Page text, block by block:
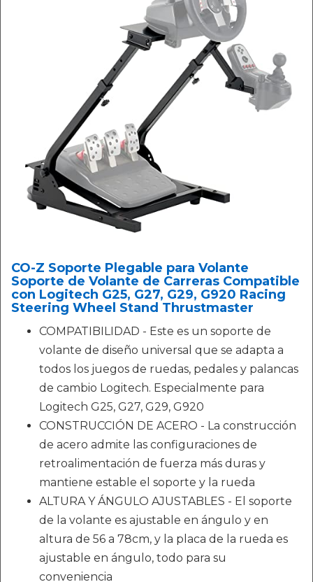
CO-Z Soporte Plegable para Volante
Soporte de Volante de Carreras Compatible
con Logitech G25, G27, G29, G920 Racing
Steering Wheel Stand Thrustmaster
COMPATIBILIDAD - Este es un soporte de
volante de diseño universal que se adapta a
todos los juegos de ruedas, pedales y palancas
de cambio Logitech. Especialmente para
Logitech G25, G27, G29, G920
CONSTRUCCIÓN DE ACERO - La construcción
de acero admite las configuraciones de
retroalimentación de fuerza más duras y
mantiene estable el soporte y la rueda
ALTURA Y ÁNGULO AJUSTABLES - El soporte
de la volante es ajustable en ángulo y en
altura de 56 a 78cm, y la placa de la rueda es
ajustable en ángulo, todo para su
conveniencia